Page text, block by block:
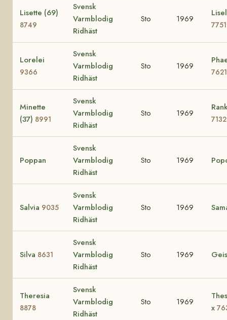
Lisette (69)
8749
Svensk
Varmblodig
Ridhäst
Sto 1969
7751
Lorelei
9366
Svensk
Varmblodig
Ridhäst
Sto 1969
7621
Minette
(37) 8991
Svensk
Varmblodig
Ridhäst
Sto 1969
7132
Poppan
Svensk
Varmblodig
Ridhäst
Sto 1969
Salvia 9035
Svensk
Varmblodig
Ridhäst
Sto 1969
Silva 8631
Svensk
Varmblodig
Ridhäst
Sto 1969
Theresia
8878
Svensk
Varmblodig
Ridhäst
Sto 1969
x